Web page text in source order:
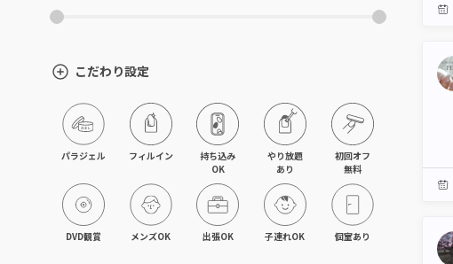
兵庫県その他
こだわり設定
パラジェル フィルイン
持ち込み
OK
やり放題
あり
初回オフ
無料
DVD観賞 メンズOK 出張OK 子連れOK 個室あり